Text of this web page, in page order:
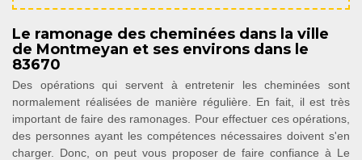
Le ramonage des cheminées dans la ville
de Montmeyan et ses environs dans le
83670
Des opérations qui servent à entretenir les cheminées sont
normalement réalisées de manière régulière. En fait, il est très
important de faire des ramonages. Pour effectuer ces opérations,
des personnes ayant les compétences nécessaires doivent s'en
charger. Donc, on peut vous proposer de faire confiance à Le